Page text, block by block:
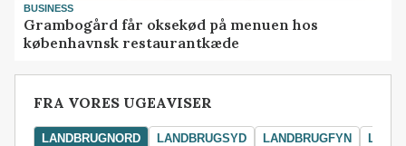
BUSINESS
Grambogård får oksekød på menuen hos
københavnsk restaurantkæde
FRA VORES UGEAVISER
LANDBRUGNORD LANDBRUGSYD LANDBRUGFYN